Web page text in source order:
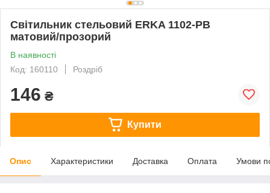
Світильник стельовий ERKA 1102-PB
матовий/прозорий
В наявності
Код: 160110
Роздріб
146 ₴
Купити
Опис Характеристики Доставка Оплата Умови